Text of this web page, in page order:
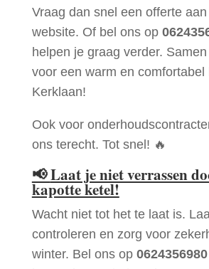
Vraag dan snel een offerte
website. Of bel ons op
helpen je graag verder.
voor een warm en comfortabel
Kerklaan!
Ook voor
ons terecht. Tot snel! 🔥
📢Laat je niet verrassen
kapotte ketel!
Wacht niet tot het te laat is.
controleren en zorg voor
winter. Bel ons op 0624356980